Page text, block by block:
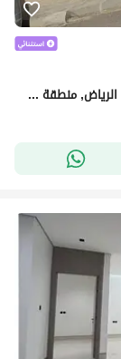
فيلا للبيع في شارع ابن الشيرازي, حي المهدية, مدينة الرياض, منطقة الرياض